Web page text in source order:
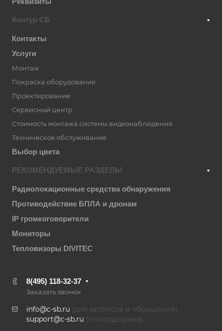
Контур СБ
Контакты
Услуги
Монтаж
Покраска оборудования
Проектирование
Сервисный центр
Стоимость монтажа системы видеонаблюдения
Техническое обслуживание
Выбор цвета
РЕКОМЕНДУЕМЫЕ РАЗДЕЛЫ
Радиолокационные средства обнаружения
Противодействие БПЛА и дронам
IP громкоговорители
Мониторы
Тепловизоры DIVITEC
8(495) 118-32-37
Заказать звонок
info@c-sb.ru (для запросов и обращений)
support@c-sb.ru (техподдержка)